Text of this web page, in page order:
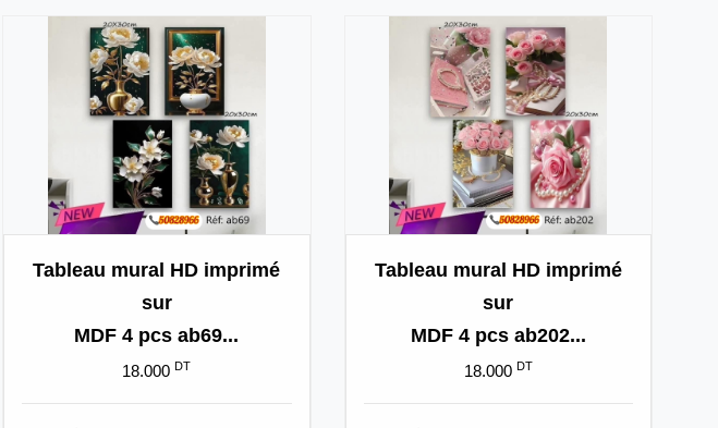
Tableau mural HD imprimé
sur
MDF 4 pcs ab69...
18.000 DT
Tableau mural HD imprimé
sur
MDF 4 pcs ab202...
18.000 DT